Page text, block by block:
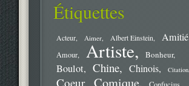
Étiquettes
Acteur Aimer Albert Einstein Amitié
Amour Artiste Bonheur
Boulot Chine Chinois Citation
Coeur Comique